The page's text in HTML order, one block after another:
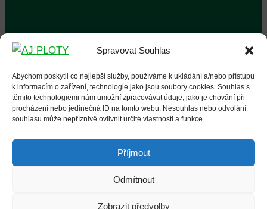
Spravovat Souhlas
Abychom poskytli co nejlepší služby, používáme k ukládání a/nebo přístupu
k informacím o zařízení, technologie jako jsou soubory cookies. Souhlas s
těmito technologiemi nám umožní zpracovávat údaje, jako je chování při
procházení nebo jedinečná ID na tomto webu. Nesouhlas nebo odvolání
souhlasu může nepříznivě ovlivnit určité vlastnosti a funkce.
Příjmout
Odmítnout
Zobrazit předvolby
KONTAKTY
VELKOOBCHOD A MALOOBCHOD
Brněnská 1066, 664 42 Modřice
Sjezd z R52 na Modřice